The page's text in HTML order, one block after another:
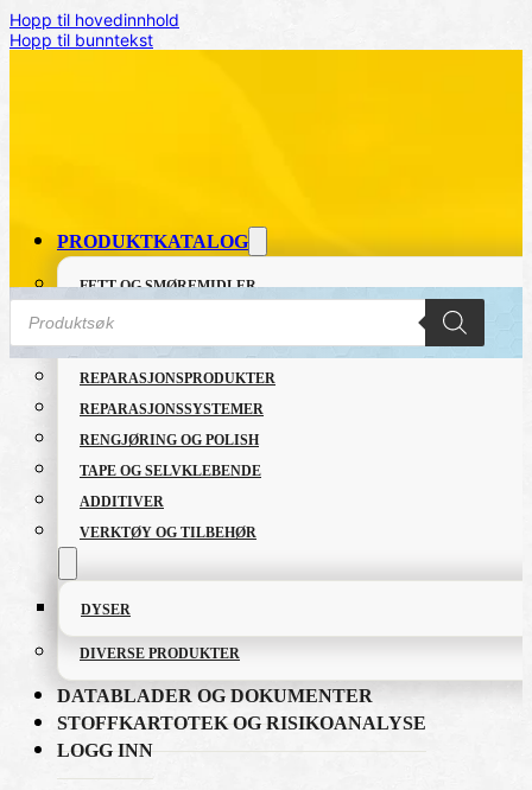
Hopp til hovedinnhold
Hopp til bunntekst
PRODUKTKATALOG
FETT OG SMØREMIDLER
GRUNNING OG LAKK
LIM OG TETTEMASSER
REPARASJONSPRODUKTER
REPARASJONSSYSTEMER
RENGJØRING OG POLISH
TAPE OG SELVKLEBENDE
ADDITIVER
VERKTØY OG TILBEHØR
DYSER
DIVERSE PRODUKTER
DATABLADER OG DOKUMENTER
STOFFKARTOTEK OG RISIKOANALYSE
LOGG INN
Products
search
Hjem/INDUSTRI